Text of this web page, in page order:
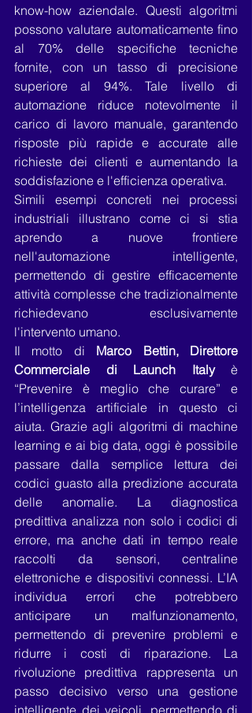
know-how aziendale. Questi algoritmi
possono valutare automaticamente fino
al 70% delle specifiche tecniche
fornite, con un tasso di precisione
superiore al 94%. Tale livello di
automazione riduce notevolmente il
carico di lavoro manuale, garantendo
risposte più rapide e accurate alle
richieste dei clienti e aumentando la
soddisfazione e l'efficienza operativa.
Simili esempi concreti nei processi
industriali illustrano come ci si stia
aprendo a nuove frontiere
nell'automazione intelligente,
permettendo di gestire efficacemente
attività complesse che tradizionalmente
richiedevano esclusivamente
l'intervento umano.
Il motto di Marco Bettin, Direttore
Commerciale di Launch Italy è
“Prevenire è meglio che curare” e
l’intelligenza artificiale in questo ci
aiuta. Grazie agli algoritmi di machine
learning e ai big data, oggi è possibile
passare dalla semplice lettura dei
codici guasto alla predizione accurata
delle anomalie. La diagnostica
predittiva analizza non solo i codici di
errore, ma anche dati in tempo reale
raccolti da sensori, centraline
elettroniche e dispositivi connessi. L’IA
individua errori che potrebbero
anticipare un malfunzionamento,
permettendo di prevenire problemi e
ridurre i costi di riparazione. La
rivoluzione predittiva rappresenta un
passo decisivo verso una gestione
intelligente dei veicoli, permettendo di